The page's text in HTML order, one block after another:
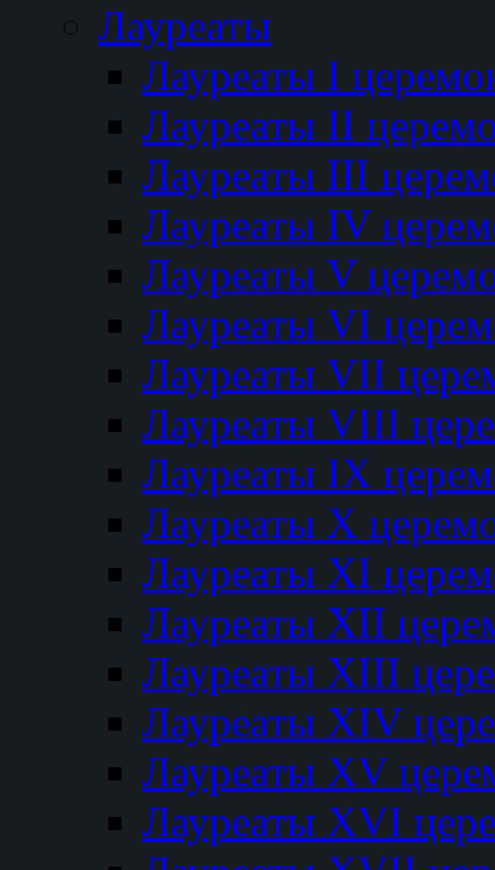
Лауреаты
Лауреаты I
Лауреаты II
Лауреаты III
Лауреаты IV
Лауреаты V
Лауреаты VI
Лауреаты VII
Лауреаты VIII
Лауреаты IX
Лауреаты Х
Лауреаты XI
Лауреаты XII
Лауреаты XIII
Лауреаты XIV
Лауреаты XV
Лауреаты XVI